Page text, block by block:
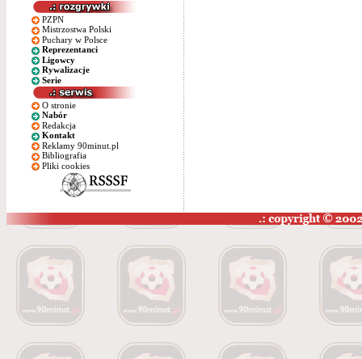
PZPN
Mistrzostwa Polski
Puchary w Polsce
Reprezentanci
Ligowcy
Rywalizacje
Serie
O stronie
Nabór
Redakcja
Kontakt
Reklamy 90minut.pl
Bibliografia
Pliki cookies